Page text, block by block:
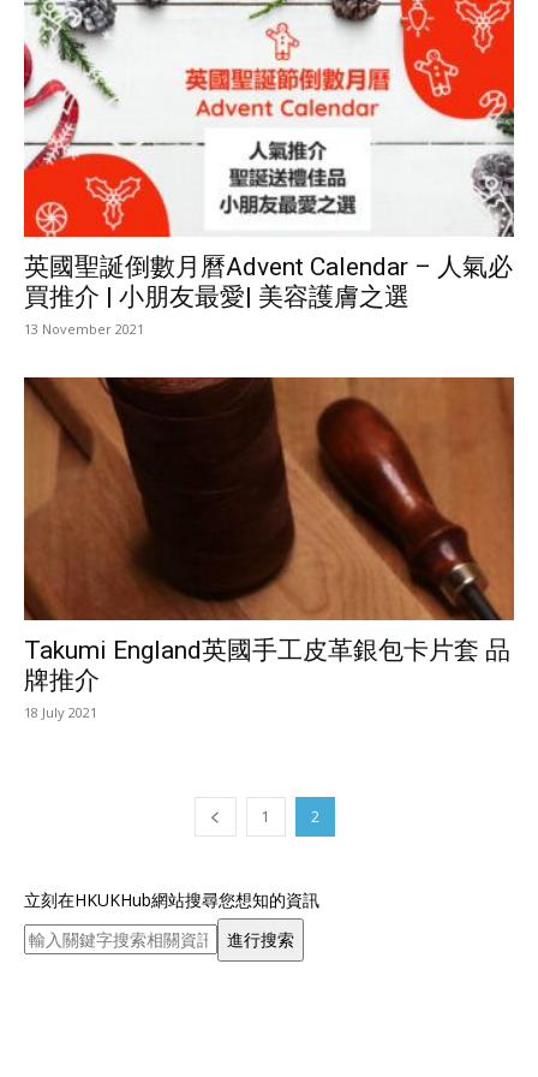
英國聖誕倒數月曆Advent Calendar – 人氣必
買推介 | 小朋友最愛| 美容護膚之選
13 November 2021
Takumi England英國手工皮革銀包卡片套 品
牌推介
18 July 2021
1 2
立刻在HKUKHub網站搜尋您想知的資訊
進行搜索